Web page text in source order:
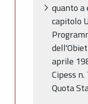
quanto a
capitolo
aprile
Cipess
Quota